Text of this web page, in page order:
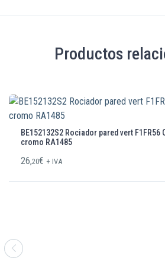
Productos
BE152132S2 Rociador pared vert F1FR56
cromo RA1485
26,20€ + IVA